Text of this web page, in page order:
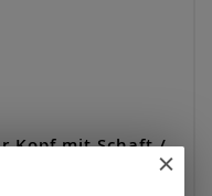
Kopf mit Schaft /